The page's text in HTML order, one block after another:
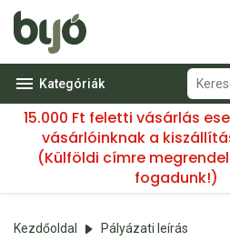
Kategóriák
15.000 Ft feletti vásárlás
vásárlóinknak a
(Külföldi címre
fogadunk!)
Kezdőoldal Pályázati leírás